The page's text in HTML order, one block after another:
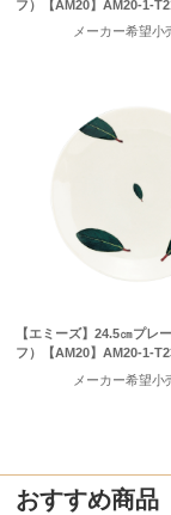
フ）【AM20】AM20-1-
メーカー希望小
【エミーズ】24.5㎝プレ
フ）【AM20】AM20-1-
メーカー希望小
おすすめ商品